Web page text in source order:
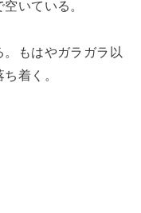
いている。
もはやガラガラ以
着く。